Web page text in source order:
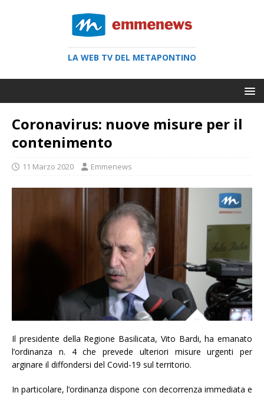
LA WEB TV DEL METAPONTINO
Coronavirus: nuove misure per il
contenimento
11 Marzo 2020 Emmenews
Il presidente della Regione Basilicata, Vito Bardi, ha emanato
l’ordinanza n. 4 che prevede ulteriori misure urgenti per
arginare il diffondersi del Covid-19 sul territorio.
In particolare, l’ordinanza dispone con decorrenza immediata e